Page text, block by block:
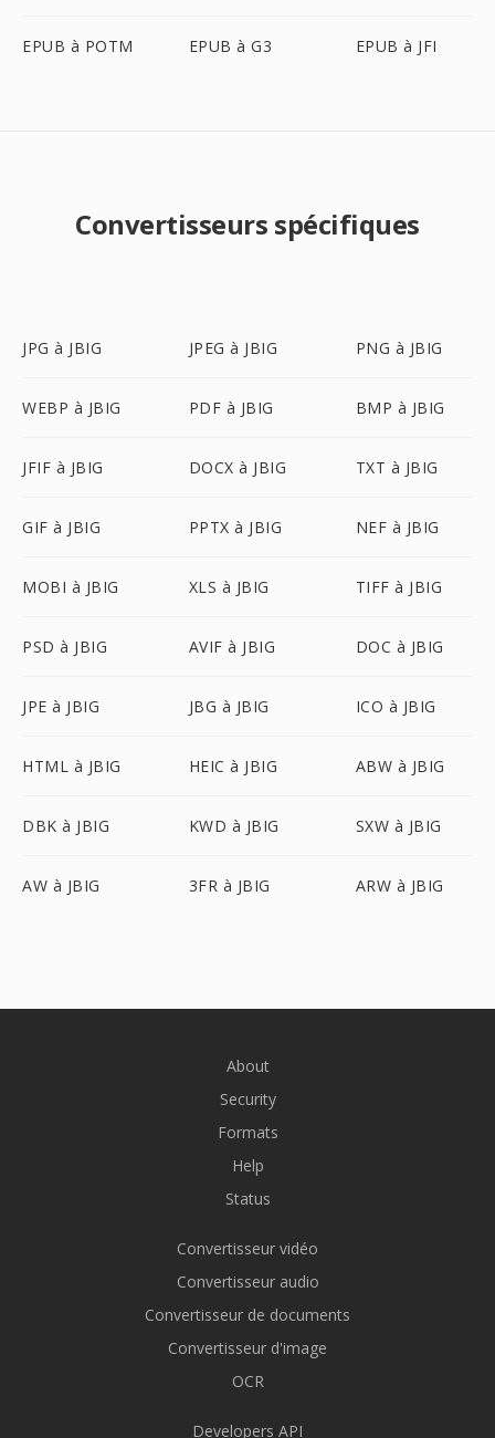
EPUB à POTM EPUB à G3 EPUB à JFI
Convertisseurs spécifiques
JPG à JBIG JPEG à JBIG PNG à JBIG
WEBP à JBIG PDF à JBIG BMP à JBIG
JFIF à JBIG DOCX à JBIG TXT à JBIG
GIF à JBIG PPTX à JBIG NEF à JBIG
MOBI à JBIG XLS à JBIG TIFF à JBIG
PSD à JBIG AVIF à JBIG DOC à JBIG
JPE à JBIG JBG à JBIG ICO à JBIG
HTML à JBIG HEIC à JBIG ABW à JBIG
DBK à JBIG KWD à JBIG SXW à JBIG
AW à JBIG 3FR à JBIG ARW à JBIG
About
Security
Formats
Help
Status
Convertisseur vidéo
Convertisseur audio
Convertisseur de documents
Convertisseur d'image
OCR
Developers API